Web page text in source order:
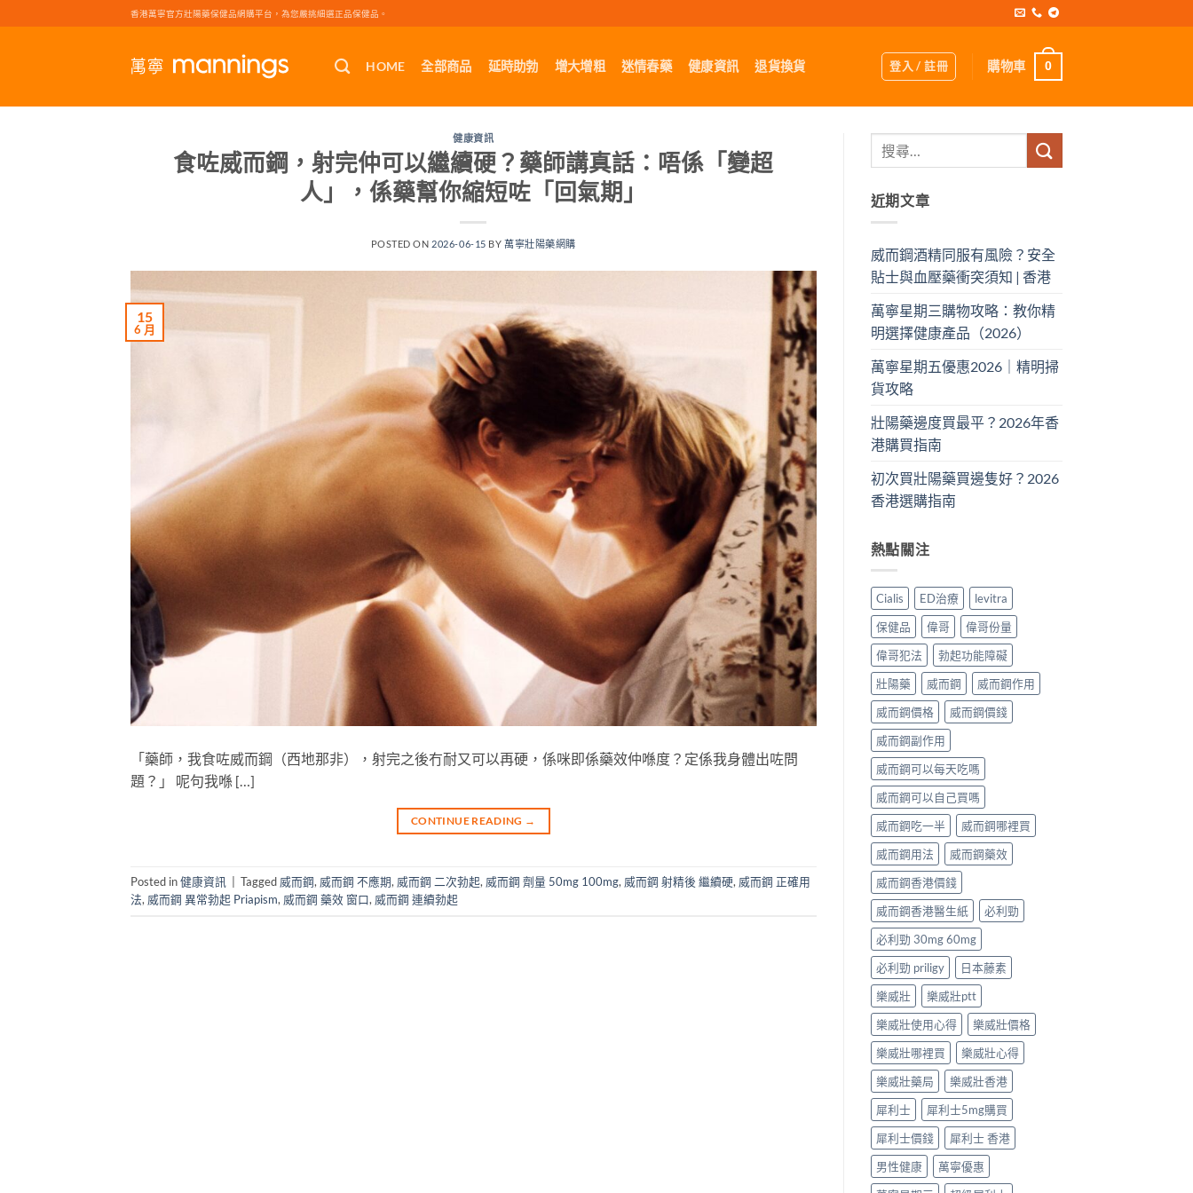
to
香港萬寧官方壯陽藥保健品網購平台，為您嚴挑細選正品保健品。
HOME 全部商品 延時助勃 增大增粗 迷情春藥 健康資訊 退貨換貨 登入 / 註冊 購物車 0
健康資訊
食咗威而鋼，射完仲可以繼續硬？藥師講真話：唔係「變超
人」，係藥幫你縮短咗「回氣期」
POSTED ON 2026-06-15 BY萬寧壯陽藥網購
15
6 月
「藥師，我食咗威而鋼（西地那非），射完之後冇耐又可以再硬，係咪即係藥效仲喺度？定係我身體出咗問
題？」 呢句我喺 […]
CONTINUE READING →
Posted in健康資訊 Tagged 威而鋼, 威而鋼 不應期, 威而鋼 二次勃起, 威而鋼 劑量 50mg 100mg, 威而鋼 射精後 繼續硬, 威而鋼 正確用
法, 威而鋼 異常勃起 Priapism, 威而鋼 藥效 窗口, 威而鋼 連續勃起
近期文章
威而鋼酒精同服有風險？安全
貼士與血壓藥衝突須知 | 香港
萬寧星期三購物攻略：教你精
明選擇健康產品（2026）
萬寧星期五優惠2026｜精明掃
貨攻略
壯陽藥邊度買最平？2026年香
港購買指南
初次買壯陽藥買邊隻好？2026
香港選購指南
熱點關注
Cialis ED治療
levitra
保健品
偉哥
偉哥份量
偉哥犯法
勃起功能障礙
壯陽藥
威而鋼
威而鋼作用
威而鋼價格
威而鋼價錢
威而鋼副作用
威而鋼可以每天吃嗎
威而鋼可以自己買嗎
威而鋼吃一半
威而鋼哪裡買
威而鋼用法
威而鋼藥效
威而鋼香港價錢
威而鋼香港醫生紙
必利勁
必利勁 30mg 60mg
必利勁 priligy
日本藤素
樂威壯
樂威壯ptt
樂威壯使用心得
樂威壯價格
樂威壯哪裡買
樂威壯心得
樂威壯藥局
樂威壯香港
犀利士
犀利士5mg購買
犀利士價錢
犀利士 香港
男性健康
萬寧優惠